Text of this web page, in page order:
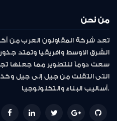
من نحن
تعد شركة المقاولون العرب من
الشرق الاوسط وافريقيا وتمتد
سعت دوماً للتطوير مما جعلها
التى انتقلت من جيل إلى جيل
أساليب البناء والتكنولوجيا.